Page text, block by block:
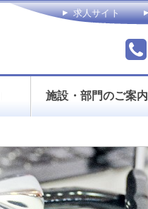
求人サイト
お問い合わせ
施設・部門のご案内